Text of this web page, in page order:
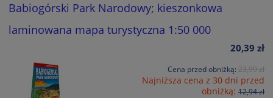
Babiogórski Park Narodowy; kieszonkowa
laminowana mapa turystyczna 1:50 000
20,39 zł
Cena przed obniżką: 23,99 zł
Najniższa cena z 30 dni przed
obniżką: 12,94 zł